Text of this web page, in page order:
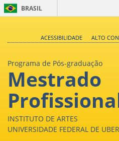
BRASIL
ACESSIBILIDADE
ALTO
Programa de Pós-graduação
Mestrado
INSTITUTO DE ARTES
UNIVERSIDADE FEDERAL DE